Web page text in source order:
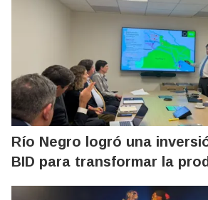
Río Negro logró una
BID para transformar la